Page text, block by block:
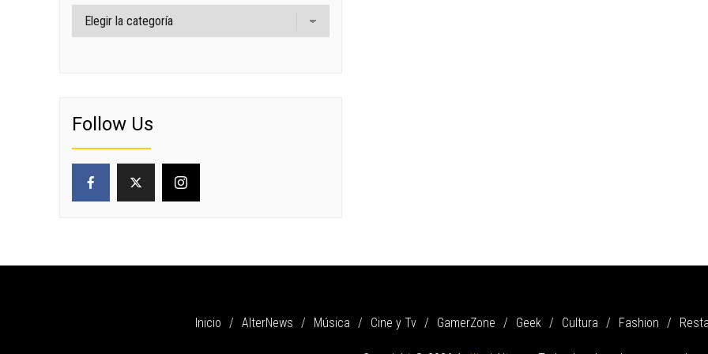
Categorías
Follow Us
Inicio AlterNews Música Cine y Tv GamerZone Geek Cultura Fashion